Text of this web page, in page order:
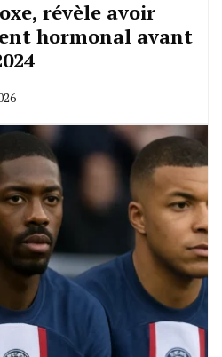
révèle avoir
hormonal avant